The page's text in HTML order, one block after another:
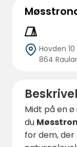
Hovden 10
864
Midt på en
du
for dem,